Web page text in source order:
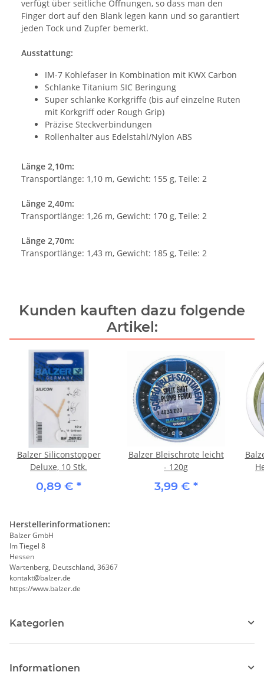
verfügt über seitliche Öffnungen, so dass man den
Finger dort auf den Blank legen kann und so garantiert
jeden Tock und Zupfer bemerkt.
Ausstattung:
IM-7 Kohlefaser in Kombination mit KWX Carbon
Schlanke Titanium SIC Beringung
Super schlanke Korkgriffe (bis auf einzelne Ruten
mit Korkgriff oder Rough Grip)
Präzise Steckverbindungen
Rollenhalter aus Edelstahl/Nylon ABS
Länge 2,10m:
Transportlänge: 1,10 m, Gewicht: 155 g, Teile: 2
Länge 2,40m:
Transportlänge: 1,26 m, Gewicht: 170 g, Teile: 2
Länge 2,70m:
Transportlänge: 1,43 m, Gewicht: 185 g, Teile: 2
Kunden kauften dazu folgende
Artikel:
Balzer Siliconstopper
Deluxe, 10 Stk.
0,89 € *
Balzer Bleischrote leicht
- 120g
3,99 € *
Herstellerinformationen:
Balzer GmbH
Im Tiegel 8
Hessen
Wartenberg, Deutschland, 36367
kontakt@balzer.de
https://www.balzer.de
Kategorien
Informationen